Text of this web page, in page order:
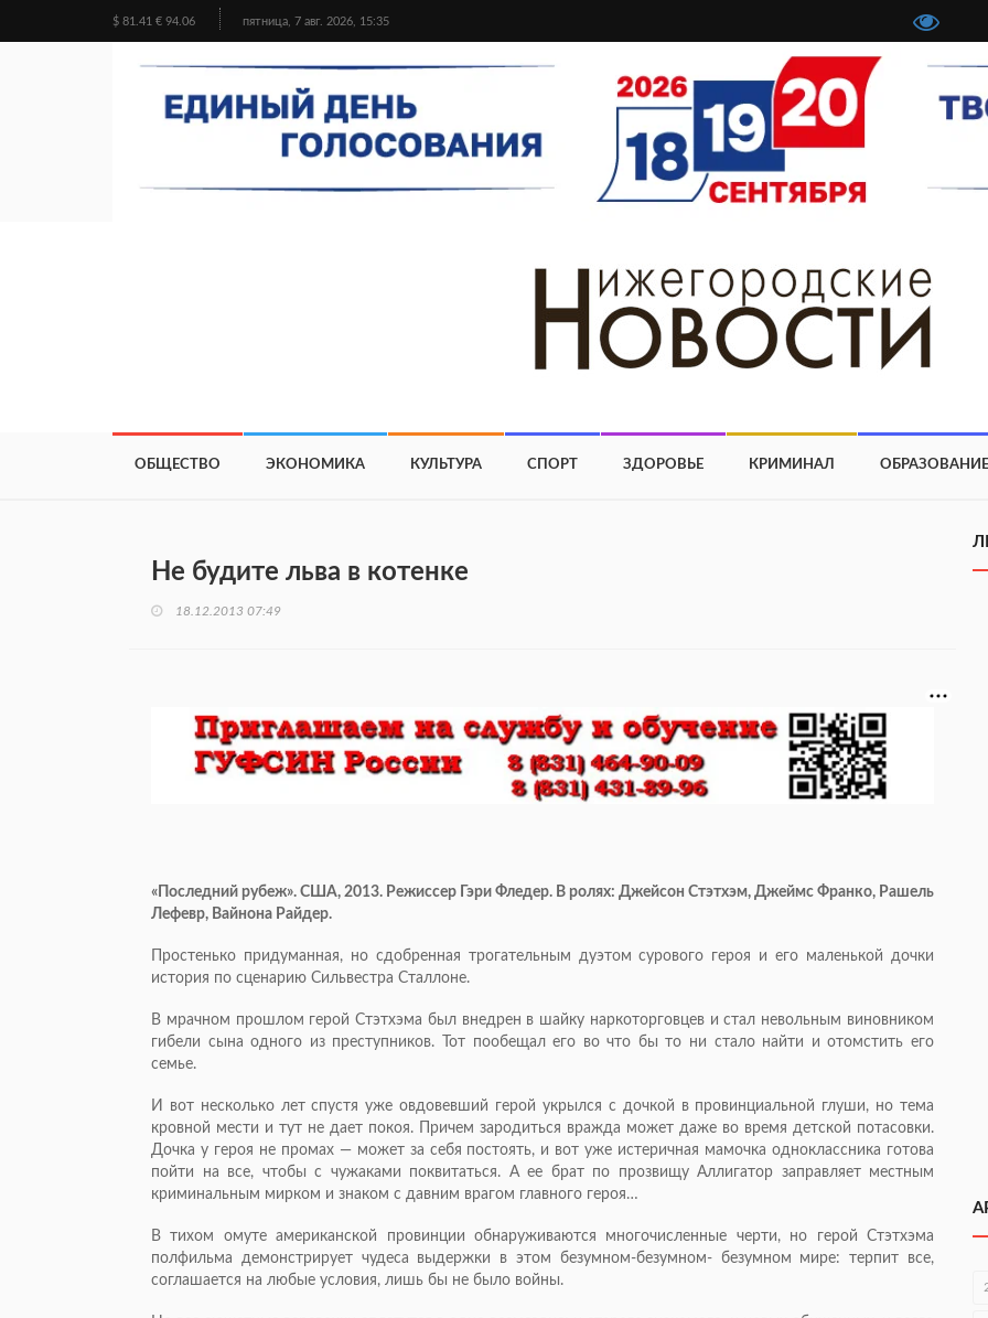
$ 81.41 € 94.06 пятница, 7 авг. 2026, 15:35
ОБЩЕСТВО ЭКОНОМИКА КУЛЬТУРА СПОРТ ЗДОРОВЬЕ КРИМИНАЛ ОБРАЗОВАНИЕ
Не будите льва в котенке
18.12.2013 07:49
«Последний рубеж». США, 2013. Режиссер Гэри Фледер. В ролях: Джейсон Стэтхэм, Джеймс Франко, Рашель
Лефевр, Вайнона Райдер.
Простенько придуманная, но сдобренная трогательным дуэтом сурового героя и его маленькой дочки
история по сценарию Сильвестра Сталлоне.
В мрачном прошлом герой Стэтхэма был внедрен в шайку наркоторговцев и стал невольным виновником
гибели сына одного из преступников. Тот пообещал его во что бы то ни стало найти и отомстить его
семье.
И вот несколько лет спустя уже овдовевший герой укрылся с дочкой в провинциальной глуши, но тема
кровной мести и тут не дает покоя. Причем зародиться вражда может даже во время детской потасовки.
Дочка у героя не промах — может за себя постоять, и вот уже истеричная мамочка одноклассника готова
пойти на все, чтобы с чужаками поквитаться. А ее брат по прозвищу Аллигатор заправляет местным
криминальным мирком и знаком с давним врагом главного героя…
В тихом омуте американской провинции обнаруживаются многочисленные черти, но герой Стэтхэма
полфильма демонстрирует чудеса выдержки в этом безумном-безумном- безумном мире: терпит все,
соглашается на любые условия, лишь бы не было войны.